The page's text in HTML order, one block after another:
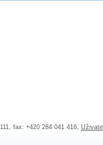
fax: +420 284 041 416,